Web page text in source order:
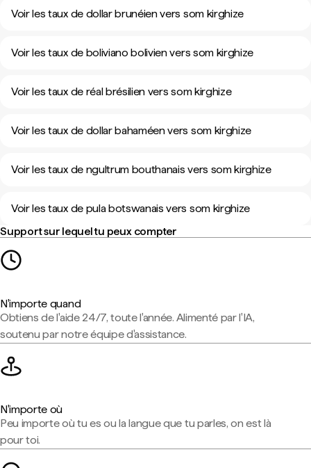
Voir les taux de dollar brunéien vers som kirghize
Voir les taux de boliviano bolivien vers som kirghize
Voir les taux de réal brésilien vers som kirghize
Voir les taux de dollar bahaméen vers som kirghize
Voir les taux de ngultrum bouthanais vers som kirghize
Voir les taux de pula botswanais vers som kirghize
Support sur lequel tu peux compter
N'importe quand
Obtiens de l'aide 24/7, toute l'année. Alimenté par l'IA,
soutenu par notre équipe d'assistance.
N'importe où
Peu importe où tu es ou la langue que tu parles, on est là
pour toi.